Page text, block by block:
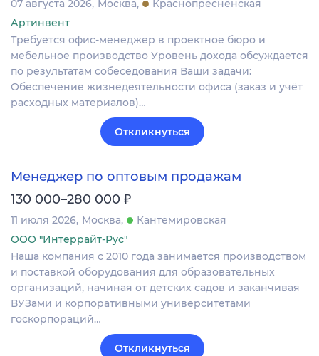
07 августа 2026 Москва
Краснопресненская
Артинвент
Требуется офис-менеджер в проектное бюро и
мебельное производство Уровень дохода обсуждается
по результатам собеседования Ваши задачи:
Обеспечение жизнедеятельности офиса (заказ и учёт
расходных материалов)…
Откликнуться
Менеджер по оптовым продажам
130 000–280 000 ₽
11 июля 2026 Москва
Кантемировская
ООО "Интеррайт-Рус"
Наша компания с 2010 года занимается производством
и поставкой оборудования для образовательных
организаций, начиная от детских садов и заканчивая
ВУЗами и корпоративными университетами
госкорпораций…
Откликнуться